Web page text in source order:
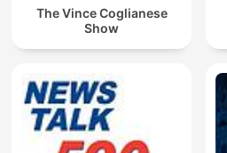
The Vince Coglianese
Show